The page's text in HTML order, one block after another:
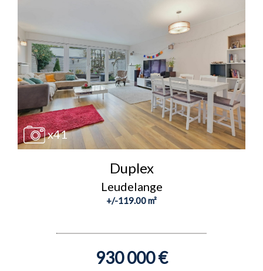
x41
Duplex
Leudelange
+/-119.00 m²
930 000 €